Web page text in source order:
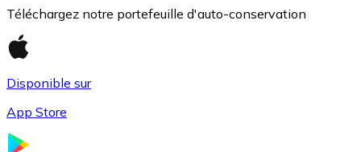
Téléchargez notre portefeuille d'auto-conservation
Disponible sur
App Store